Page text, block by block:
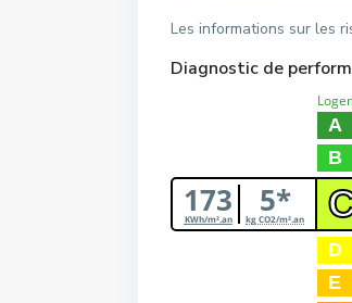
Les informations sur les
Diagnostic de
173
KWh/m².an 5*
kg CO2/m².an
A
B
D
E